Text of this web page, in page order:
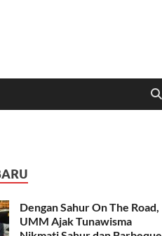
Dengan Sahur On The Road,
UMM Ajak Tunawisma